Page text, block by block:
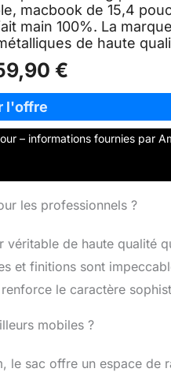
macbook de 15,4
main 100%. La
de haute
€
– informations fournies par
les professionnels ?
de haute qualité
et finitions sont
le caractère
mobiles ?
sac offre un espace de